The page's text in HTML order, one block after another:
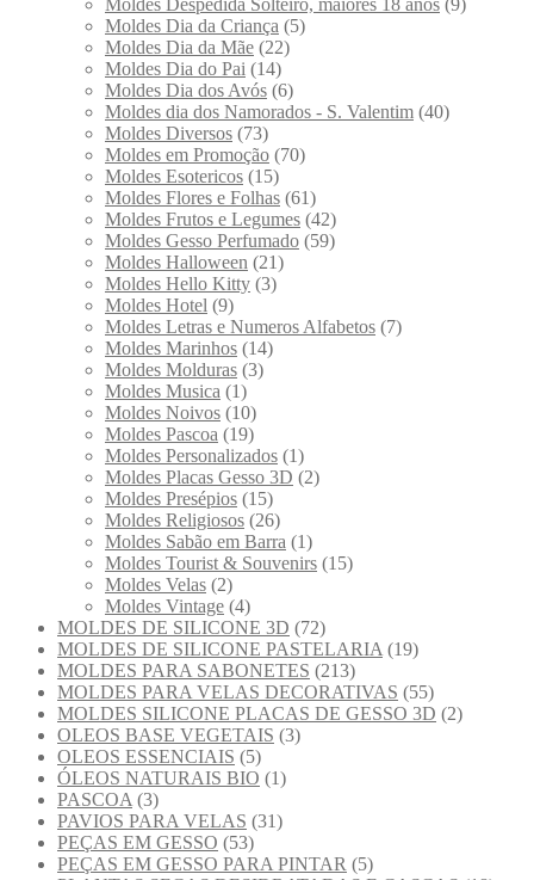
Moldes Dia da Criança (5)
Moldes Dia da Mãe (22)
Moldes Dia do Pai (14)
Moldes Dia dos Avós (6)
Moldes dia dos Namorados - S. Valentim (40)
Moldes Diversos (73)
Moldes em Promoção (70)
Moldes Esotericos (15)
Moldes Flores e Folhas (61)
Moldes Frutos e Legumes (42)
Moldes Gesso Perfumado (59)
Moldes Halloween (21)
Moldes Hello Kitty (3)
Moldes Hotel (9)
Moldes Letras e Numeros Alfabetos (7)
Moldes Marinhos (14)
Moldes Molduras (3)
Moldes Musica (1)
Moldes Noivos (10)
Moldes Pascoa (19)
Moldes Personalizados (1)
Moldes Placas Gesso 3D (2)
Moldes Presépios (15)
Moldes Religiosos (26)
Moldes Sabão em Barra (1)
Moldes Tourist & Souvenirs (15)
Moldes Velas (2)
Moldes Vintage (4)
MOLDES DE SILICONE 3D (72)
MOLDES DE SILICONE PASTELARIA (19)
MOLDES PARA SABONETES (213)
MOLDES PARA VELAS DECORATIVAS (55)
MOLDES SILICONE PLACAS DE GESSO 3D (2)
OLEOS BASE VEGETAIS (3)
OLEOS ESSENCIAIS (5)
ÓLEOS NATURAIS BIO (1)
PASCOA (3)
PAVIOS PARA VELAS (31)
PEÇAS EM GESSO (53)
PEÇAS EM GESSO PARA PINTAR (5)